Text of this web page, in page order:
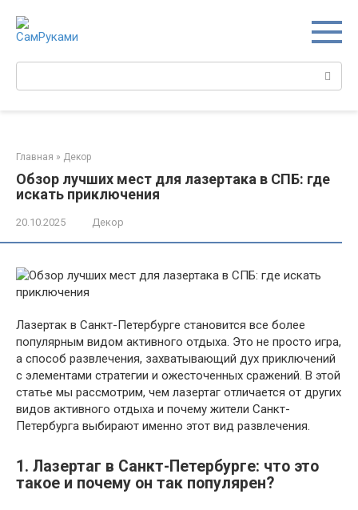
контенту
Главная » Декор
Обзор лучших мест для лазертака в СПБ: где
искать приключения
20.10.2025 Декор
Лазертак в Санкт-Петербурге становится все более
популярным видом активного отдыха. Это не просто игра,
а способ развлечения, захватывающий дух приключений
с элементами стратегии и ожесточенных сражений. В этой
статье мы рассмотрим, чем лазертаг отличается от других
видов активного отдыха и почему жители Санкт-
Петербурга выбирают именно этот вид развлечения.
1. Лазертаг в Санкт-Петербурге: что это
такое и почему он так популярен?